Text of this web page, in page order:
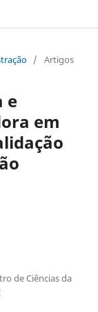
/ Artigos
e
em
de Ciências da